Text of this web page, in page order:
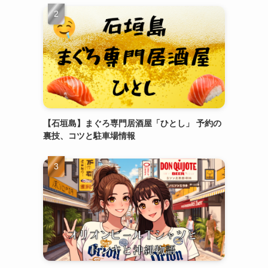
【石垣島】まぐろ専門居酒屋「ひとし」 予約の
裏技、コツと駐車場情報